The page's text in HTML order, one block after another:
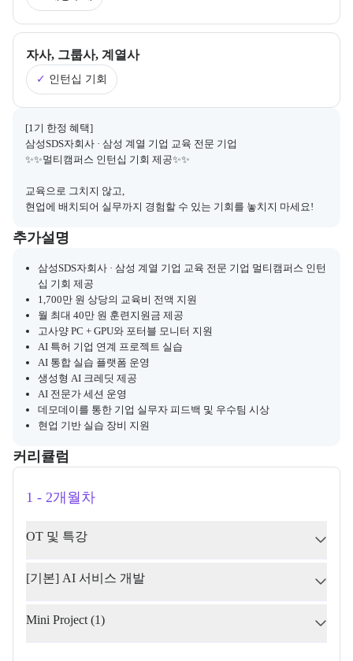
자사, 그룹사, 계열사
✓ 인턴십 기회
채용 연계와 관련된 추가 안내 내용을 마크다운 형식으로 제공한다.
[1기 한정 혜택]
삼성SDS자회사 · 삼성 계열 기업 교육 전문 기업
✨✨멀티캠퍼스 인턴십 기회 제공✨✨
교육으로 그치지 않고,
현업에 배치되어 실무까지 경험할 수 있는 기회를 놓치지 마세요!
추가설명
부트캠프와 관련된 추가 안내 및 참고 사항을 제공한다.
삼성SDS자회사 · 삼성 계열 기업 교육 전문 기업 멀티캠퍼스 인턴
십 기회 제공
1,700만 원 상당의 교육비 전액 지원
월 최대 40만 원 훈련지원금 제공
고사양 PC + GPU와 포터블 모니터 지원
AI 특허 기업 연계 프로젝트 실습
AI 통합 실습 플랫폼 운영
생성형 AI 크레딧 제공
AI 전문가 세션 운영
데모데이를 통한 기업 실무자 피드백 및 우수팀 시상
현업 기반 실습 장비 지원
커리큘럼
교육과정의 커리큘럼 정보를 안내한다.
커리큘럼
1 - 2개월차
OT 및 특강
[기본] AI 서비스 개발
Mini Project (1)